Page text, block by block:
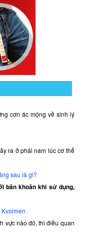
cơn ác mộng về sinh lý
ra ở phái nam lúc cơ thể
sau là gì?
băn khoăn khi sử dụng,
vực nào đó, thì điều quan